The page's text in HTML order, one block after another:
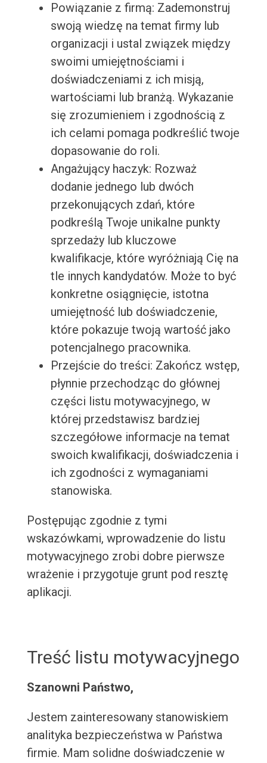
Powiązanie z firmą: Zademonstruj
swoją wiedzę na temat firmy lub
organizacji i ustal związek między
swoimi umiejętnościami i
doświadczeniami z ich misją,
wartościami lub branżą. Wykazanie
się zrozumieniem i zgodnością z
ich celami pomaga podkreślić twoje
dopasowanie do roli.
Angażujący haczyk: Rozważ
dodanie jednego lub dwóch
przekonujących zdań, które
podkreślą Twoje unikalne punkty
sprzedaży lub kluczowe
kwalifikacje, które wyróżniają Cię na
tle innych kandydatów. Może to być
konkretne osiągnięcie, istotna
umiejętność lub doświadczenie,
które pokazuje twoją wartość jako
potencjalnego pracownika.
Przejście do treści: Zakończ wstęp,
płynnie przechodząc do głównej
części listu motywacyjnego, w
której przedstawisz bardziej
szczegółowe informacje na temat
swoich kwalifikacji, doświadczenia i
ich zgodności z wymaganiami
stanowiska.
Postępując zgodnie z tymi
wskazówkami, wprowadzenie do listu
motywacyjnego zrobi dobre pierwsze
wrażenie i przygotuje grunt pod resztę
aplikacji.
Treść listu motywacyjnego
Szanowni Państwo,
Jestem zainteresowany stanowiskiem
analityka bezpieczeństwa w Państwa
firmie. Mam solidne doświadczenie w